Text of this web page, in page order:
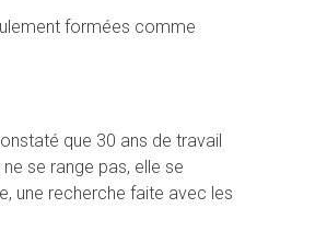
formées comme
que 30 ans de travail
se range pas, elle se
une recherche faite avec les